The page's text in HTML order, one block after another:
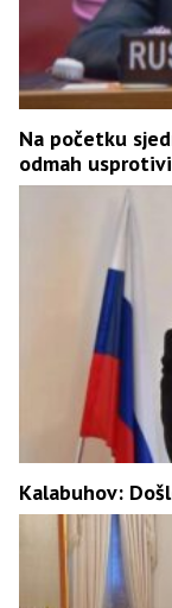
Na početku
odmah
Kalabuhov: